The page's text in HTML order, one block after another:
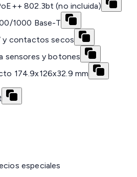
802.3bt (no incluida)
1000 Base-T
y contactos secos
sensores y botones
174.9x126x32.9 mm
especiales